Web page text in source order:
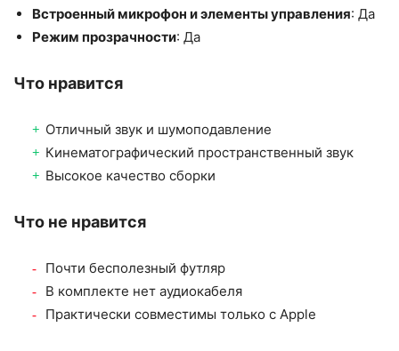
Встроенный микрофон и элементы управления: Да
Режим прозрачности: Да
Что нравится
Отличный звук и шумоподавление
Кинематографический пространственный звук
Высокое качество сборки
Что не нравится
Почти бесполезный футляр
В комплекте нет аудиокабеля
Практически совместимы только с Apple